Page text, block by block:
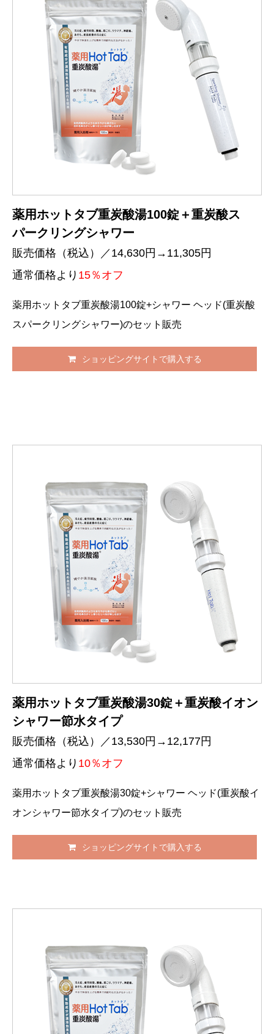
薬用ホットタブ重炭酸湯100錠＋重炭酸ス
パークリングシャワー
販売価格（税込）／14,630円→11,305円
通常価格より 15％オフ
薬用ホットタブ重炭酸湯100錠+シャワー ヘッド(重炭酸
スパークリングシャワー)のセット販売
ショッピングサイトで購入する
薬用ホットタブ重炭酸湯30錠＋重炭酸イオン
シャワー節水タイプ
販売価格（税込）／13,530円→12,177円
通常価格より 10％オフ
薬用ホットタブ重炭酸湯30錠+シャワー ヘッド(重炭酸イ
オンシャワー節水タイプ)のセット販売
ショッピングサイトで購入する